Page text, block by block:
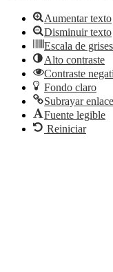
Aumentar texto
Disminuir texto
Escala de grises
Alto contraste
Contraste
Fondo claro
Subrayar
Fuente legible
Reiniciar